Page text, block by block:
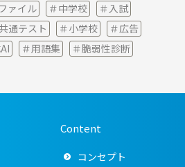
ァイル 中学校
入試
通テスト 小学校
広告
用語集 脆弱性診断
Content
コンセプト